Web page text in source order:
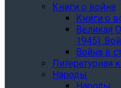
Книги о войне
Книги о
Великая
1945).
Война в
Литературная
Народы